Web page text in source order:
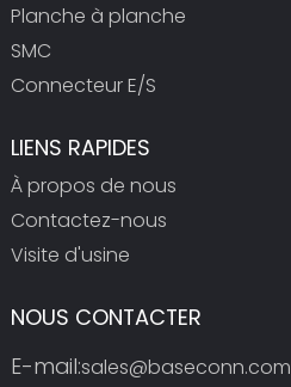
Planche à planche
SMC
Connecteur E/S
LIENS RAPIDES
À propos de nous
Contactez-nous
Visite d'usine
NOUS CONTACTER
E-mail:sales@baseconn.com